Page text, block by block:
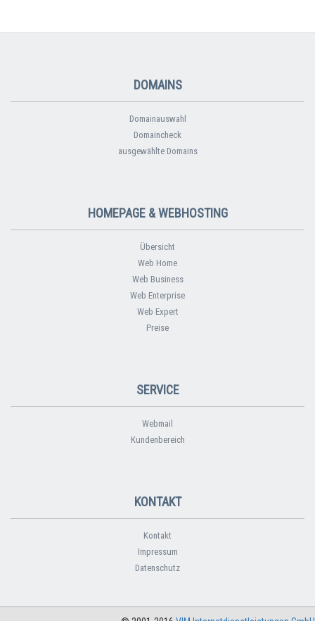
DOMAINS
Domainauswahl
Domaincheck
ausgewählte Domains
HOMEPAGE & WEBHOSTING
Übersicht
Web Home
Web Business
Web Enterprise
Web Expert
Preise
SERVICE
Webmail
Kundenbereich
KONTAKT
Kontakt
Impressum
Datenschutz